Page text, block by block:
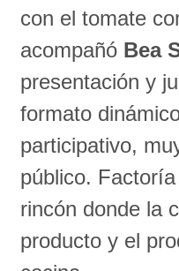
con el tomate
acompañó Bea
presentación y
formato
participativo,
público.
rincón donde la
producto y el